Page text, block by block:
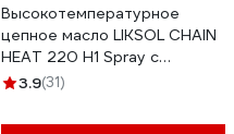
Высокотемпературное
цепное масло LIKSOL CHAIN
HEAT 220 H1 Spray с
пищевым допуском 520 мл
3.9(31)